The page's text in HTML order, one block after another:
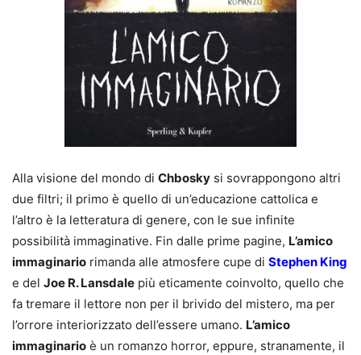
Alla visione del mondo di Chbosky si sovrappongono altri
due filtri; il primo è quello di un’educazione cattolica e
l’altro è la letteratura di genere, con le sue infinite
possibilità immaginative. Fin dalle prime pagine, L’amico
immaginario rimanda alle atmosfere cupe di Stephen King
e del Joe R. Lansdale più eticamente coinvolto, quello che
fa tremare il lettore non per il brivido del mistero, ma per
l’orrore interiorizzato dell’essere umano. L’amico
immaginario è un romanzo horror, eppure, stranamente, il